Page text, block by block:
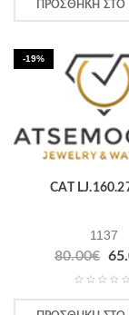
ΠΡΟΣΘΉΚΗ ΣΤΟ
-19%
CAT
1137
80.00€